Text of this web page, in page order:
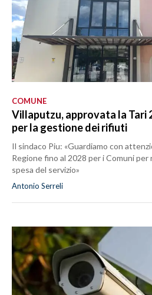
COMUNE
Villaputzu, approvata la Tari
per la gestione dei rifiuti
Il sindaco Piu: «Guardiamo con
Regione fino al 2028 per i Comuni
spesa del servizio»
Antonio Serreli